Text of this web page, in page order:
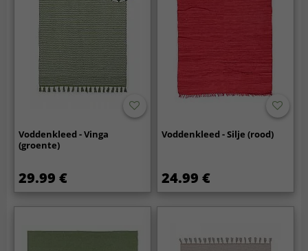
Voddenkleed - Vinga
(groente)
29.99 €
Voddenkleed - Silje (rood)
24.99 €